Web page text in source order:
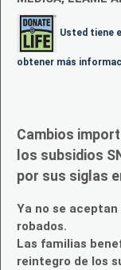
Usted tiene
obtener más
Cambios
los subsidios
por sus siglas
Ya no se
robados.
Las familias
reintegro de los